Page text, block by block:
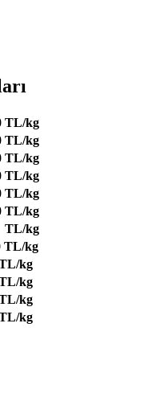
TL/kg
TL/kg
TL/kg
TL/kg
TL/kg
TL/kg
TL/kg
TL/kg
kg
kg
kg
kg